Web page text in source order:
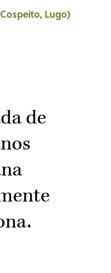
Lugo)
de